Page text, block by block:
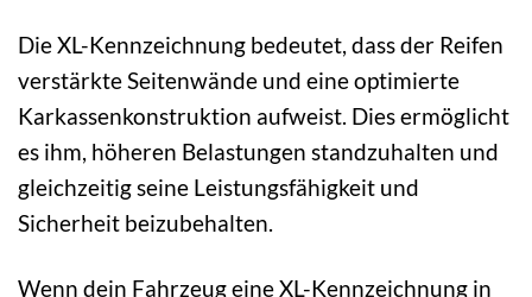
Die XL-Kennzeichnung bedeutet, dass der Reifen
verstärkte Seitenwände und eine optimierte
Karkassenkonstruktion aufweist. Dies ermöglicht
es ihm, höheren Belastungen standzuhalten und
gleichzeitig seine Leistungsfähigkeit und
Sicherheit beizubehalten.
Wenn dein Fahrzeug eine XL-Kennzeichnung in